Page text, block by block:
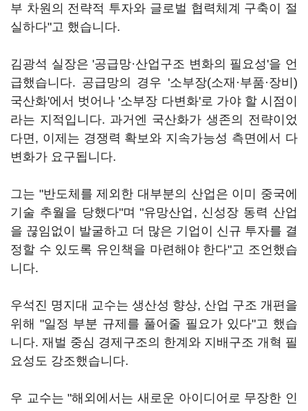
부 차원의 전략적 투자와 글로벌 협력체계 구축이 절
실하다"고 했습니다.
김광석 실장은 '공급망·산업구조 변화의 필요성'을 언
급했습니다. 공급망의 경우 '소부장(소재·부품·장비)
국산화'에서 벗어나 '소부장 다변화'로 가야 할 시점이
라는 지적입니다. 과거엔 국산화가 생존의 전략이었
다면, 이제는 경쟁력 확보와 지속가능성 측면에서 다
변화가 요구됩니다.
그는 "반도체를 제외한 대부분의 산업은 이미 중국에
기술 추월을 당했다"며 "유망산업, 신성장 동력 산업
을 끊임없이 발굴하고 더 많은 기업이 신규 투자를 결
정할 수 있도록 유인책을 마련해야 한다"고 조언했습
니다.
우석진 명지대 교수는 생산성 향상, 산업 구조 개편을
위해 "일정 부분 규제를 풀어줄 필요가 있다"고 했습
니다. 재벌 중심 경제구조의 한계와 지배구조 개혁 필
요성도 강조했습니다.
우 교수는 "해외에서는 새로운 아이디어로 무장한 인